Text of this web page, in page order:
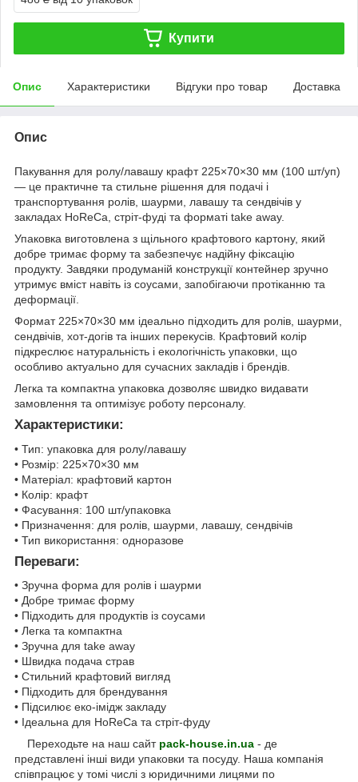
Купити
Опис Характеристики Відгуки про товар Доставка
Опис
Пакування для ролу/лавашу крафт 225×70×30 мм (100 шт/уп)
— це практичне та стильне рішення для подачі і
транспортування ролів, шаурми, лавашу та сендвічів у
закладах HoReCa, стріт-фуді та форматі take away.
Упаковка виготовлена з щільного крафтового картону, який
добре тримає форму та забезпечує надійну фіксацію
продукту. Завдяки продуманій конструкції контейнер зручно
утримує вміст навіть із соусами, запобігаючи протіканню та
деформації.
Формат 225×70×30 мм ідеально підходить для ролів, шаурми,
сендвічів, хот-догів та інших перекусів. Крафтовий колір
підкреслює натуральність і екологічність упаковки, що
особливо актуально для сучасних закладів і брендів.
Легка та компактна упаковка дозволяє швидко видавати
замовлення та оптимізує роботу персоналу.
Характеристики:
• Тип: упаковка для ролу/лавашу
• Розмір: 225×70×30 мм
• Матеріал: крафтовий картон
• Колір: крафт
• Фасування: 100 шт/упаковка
• Призначення: для ролів, шаурми, лавашу, сендвічів
• Тип використання: одноразове
Переваги:
• Зручна форма для ролів і шаурми
• Добре тримає форму
• Підходить для продуктів із соусами
• Легка та компактна
• Зручна для take away
• Швидка подача страв
• Стильний крафтовий вигляд
• Підходить для брендування
• Підсилює еко-імідж закладу
• Ідеальна для HoReCa та стріт-фуду
Переходьте на наш сайт pack-house.in.ua - де
представлені інші види упаковки та посуду. Наша компанія
співпрацює у томі числі з юридичними лицями по